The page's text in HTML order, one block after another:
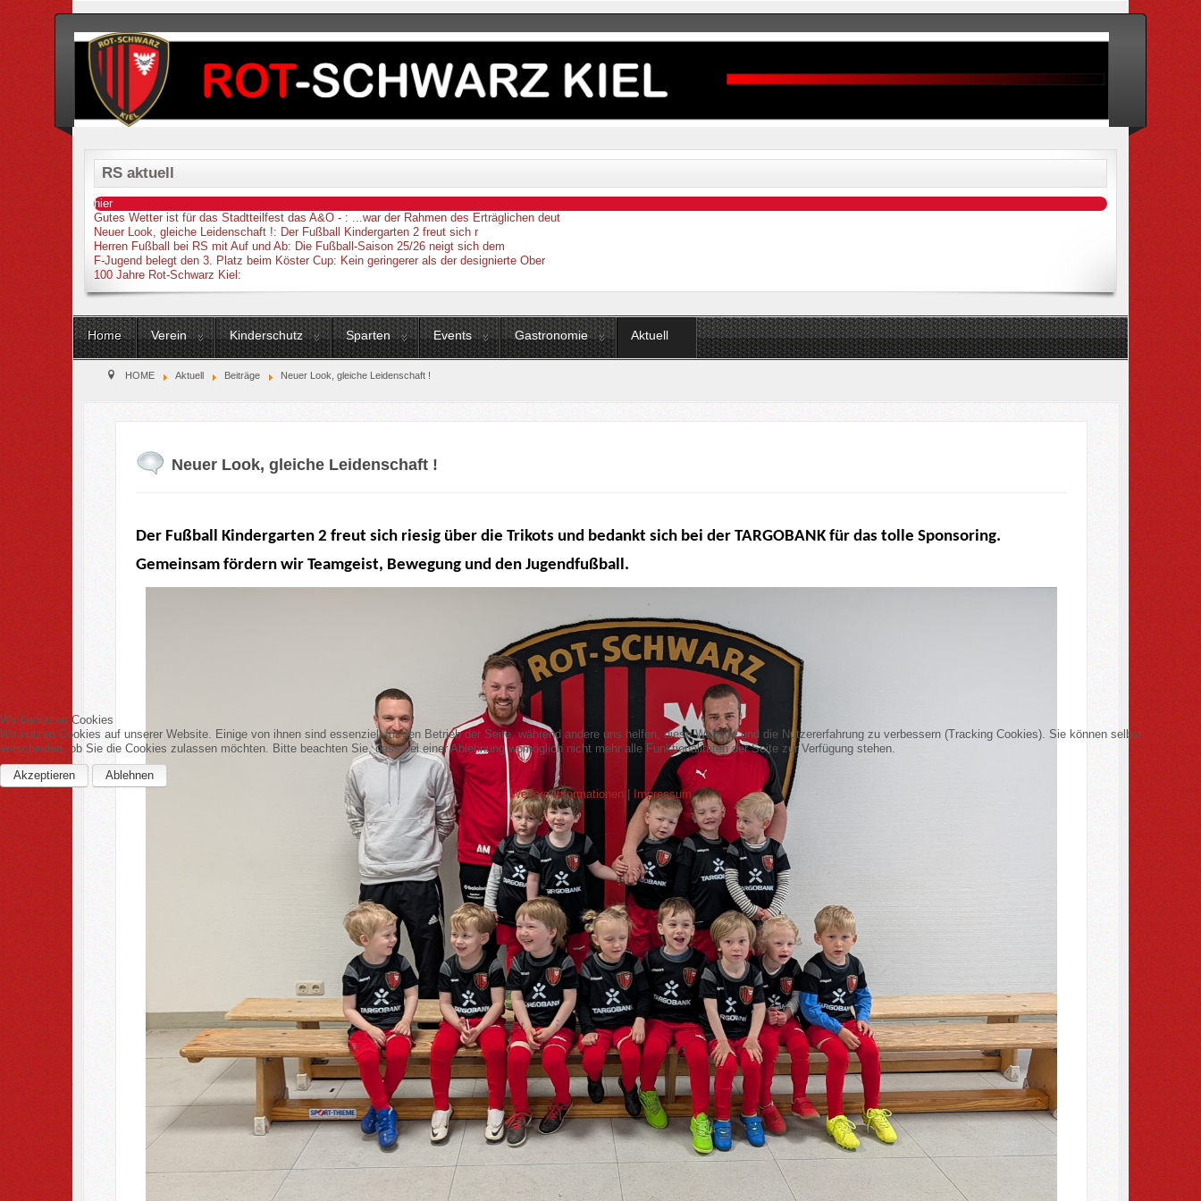
RS aktuell
hier
Gutes Wetter ist für das Stadtteilfest das A&O - : ...war der Rahmen des Erträglichen deut
Neuer Look, gleiche Leidenschaft !: Der Fußball Kindergarten 2 freut sich r
Herren Fußball bei RS mit Auf und Ab: Die Fußball-Saison 25/26 neigt sich dem
F-Jugend belegt den 3. Platz beim Köster Cup: Kein geringerer als der designierte Ober
100 Jahre Rot-Schwarz Kiel :
Home Verein Kinderschutz Sparten Events Gastronomie Aktuell
HOME Aktuell Beiträge Neuer Look, gleiche Leidenschaft !
Neuer Look, gleiche Leidenschaft !
Der Fußball Kindergarten 2 freut sich riesig über die Trikots und bedankt sich bei der TARGOBANK für das tolle Sponsoring.
Gemeinsam fördern wir Teamgeist, Bewegung und den Jugendfußball.
Wir benutzen Cookies
Wir nutzen Cookies auf unserer Website. Einige von ihnen sind essenziell für den Betrieb der Seite, während andere uns helfen, diese Website und die Nutzererfahrung zu verbessern (Tracking Cookies). Sie können selbst
entscheiden, ob Sie die Cookies zulassen möchten. Bitte beachten Sie, dass bei einer Ablehnung womöglich nicht mehr alle Funktionalitäten der Seite zur Verfügung stehen.
Akzeptieren
Ablehnen
Weitere Informationen | Impressum